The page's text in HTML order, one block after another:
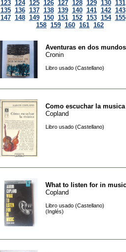
123 124 125 126 127 128 129 130 131
135 136 137 138 139 140 141 142 143
147 148 149 150 151 152 153 154 155
158 159 160 161 162
Aventuras en dos mundos
Cronin
Libro usado (Castellano)
Como escuchar la musica
Copland
Libro usado (Castellano)
What to listen for in music
Copland
Libro usado (Castellano)
(Inglés)